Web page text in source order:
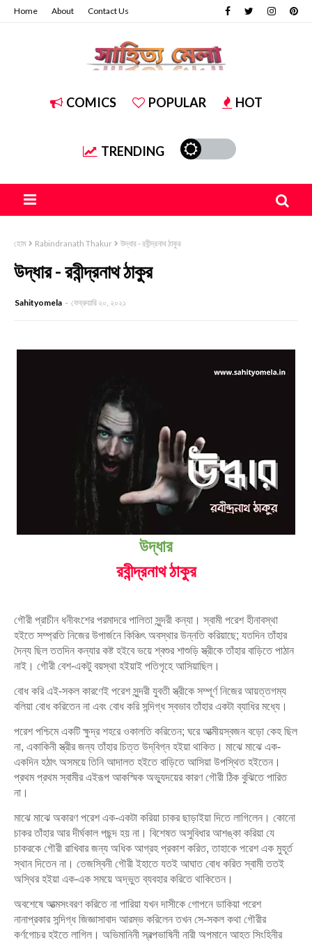
Home About Contact Us
COMICS POPULAR HOT
TRENDING
হোম Rabindranath Thakur উদ্ধার - রবীন্দ্রনাথ ঠাকুর
উদ্ধার - রবীন্দ্রনাথ ঠাকুর
Sahityomela ফেব্রুয়ারি ২০, ২০২১
উদ্ধার
রবীন্দ্রনাথ ঠাকুর
গৌরী প্রাচীন ধনীবংশের পরমাদরে পালিতা সুন্দরী কন্যা। স্বামী পরেশ হীনাবস্থা
হইতে সম্প্রতি নিজের উপার্জনে কিঞ্চিৎ অবস্থার উন্নতি করিয়াছে; যতদিন তাঁহার
দৈন্য ছিল ততদিন কন্যার কষ্ট হইবে ভয়ে শ্বশুর শাশুড়ি স্ত্রীকে তাঁহার বাড়িতে পাঠান
নাই। গৌরী বেশ-একটু বয়স্থা হইয়াই পতিগৃহে আসিয়াছিল।
বোধ করি এই-সকল কারণেই পরেশ সুন্দরী যুবতী স্ত্রীকে সম্পূর্ণ নিজের আয়ত্তগম্য
বলিয়া বোধ করিতেন না এবং বোধ করি সন্দিগ্ধ স্বভাব তাঁহার একটা ব্যাধির মধ্যে।
পরেশ পশ্চিমে একটি ক্ষুদ্র শহরে ওকালতি করিতেন; ঘরে আত্মীয়স্বজন বড়ো কেহ ছিল
না, একাকিনী স্ত্রীর জন্য তাঁহার চিত্ত উদ্‌বিগ্ন হইয়া থাকিত। মাঝে মাঝে এক-
একদিন হঠাৎ অসময়ে তিনি আদালত হইতে বাড়িতে আসিয়া উপস্থিত হইতেন।
প্রথম প্রথম স্বামীর এইরূপ আকস্মিক অভ্যুদয়ের কারণ গৌরী ঠিক বুঝিতে পারিত
না।
মাঝে মাঝে অকারণ পরেশ এক-একটা করিয়া চাকর ছাড়াইয়া দিতে লাগিলেন। কোনো
চাকর তাঁহার আর দীর্ঘকাল পছন্দ হয় না। বিশেষত অসুবিধার আশঙ্কা করিয়া যে
চাকরকে গৌরী রাখিবার জন্য অধিক আগ্রহ প্রকাশ করিত, তাহাকে পরেশ এক মুহূর্ত
স্থান দিতেন না। তেজস্বিনী গৌরী ইহাতে যতই আঘাত বোধ করিত স্বামী ততই
অস্থির হইয়া এক-এক সময়ে অদ্ভুত ব্যবহার করিতে থাকিতেন।
অবশেষে আত্মসংবরণ করিতে না পারিয়া যখন দাসীকে গোপনে ডাকিয়া পরেশ
নানাপ্রকার সন্দিগ্ধ জিজ্ঞাসাবাদ আরম্ভ করিলেন তখন সে-সকল কথা গৌরীর
কর্ণগোচর হইতে লাগিল। অভিমানিনী স্বল্পভাষিনী নারী অপমানে আহত সিংহিনীর